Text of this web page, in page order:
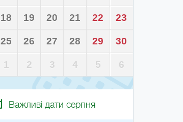
18 19 20 21 22 23
25 26 27 28 29 30
1 2 3 4 5 6
Важливі дати серпня